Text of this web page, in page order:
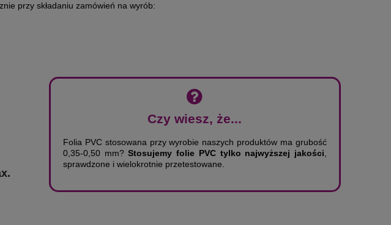
przy składaniu zamówień na wyrób:
Czy wiesz, że...
Folia PVC stosowana przy wyrobie naszych produktów ma grubość
0,35-0,50 mm?Stosujemy folie PVC tylko najwyższej jakości,
sprawdzone i wielokrotnie przetestowane.